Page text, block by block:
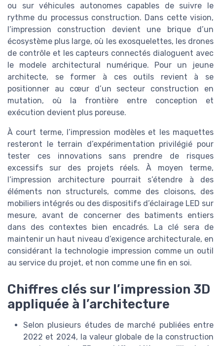
ou sur véhicules autonomes capables de suivre le
rythme du processus construction. Dans cette vision,
l’impression construction devient une brique d’un
écosystème plus large, où les exosquelettes, les drones
de contrôle et les capteurs connectés dialoguent avec
le modele architectural numérique. Pour un jeune
architecte, se former à ces outils revient à se
positionner au cœur d’un secteur construction en
mutation, où la frontière entre conception et
exécution devient plus poreuse.
À court terme, l’impression modèles et les maquettes
resteront le terrain d’expérimentation privilégié pour
tester ces innovations sans prendre de risques
excessifs sur des projets réels. À moyen terme,
l’impression architecture pourrait s’étendre à des
éléments non structurels, comme des cloisons, des
mobiliers intégrés ou des dispositifs d’éclairage LED sur
mesure, avant de concerner des batiments entiers
dans des contextes bien encadrés. La clé sera de
maintenir un haut niveau d’exigence architecturale, en
considérant la technologie impression comme un outil
au service du projet, et non comme une fin en soi.
Chiffres clés sur l’impression 3D
appliquée à l’architecture
Selon plusieurs études de marché publiées entre
2022 et 2024, la valeur globale de la construction